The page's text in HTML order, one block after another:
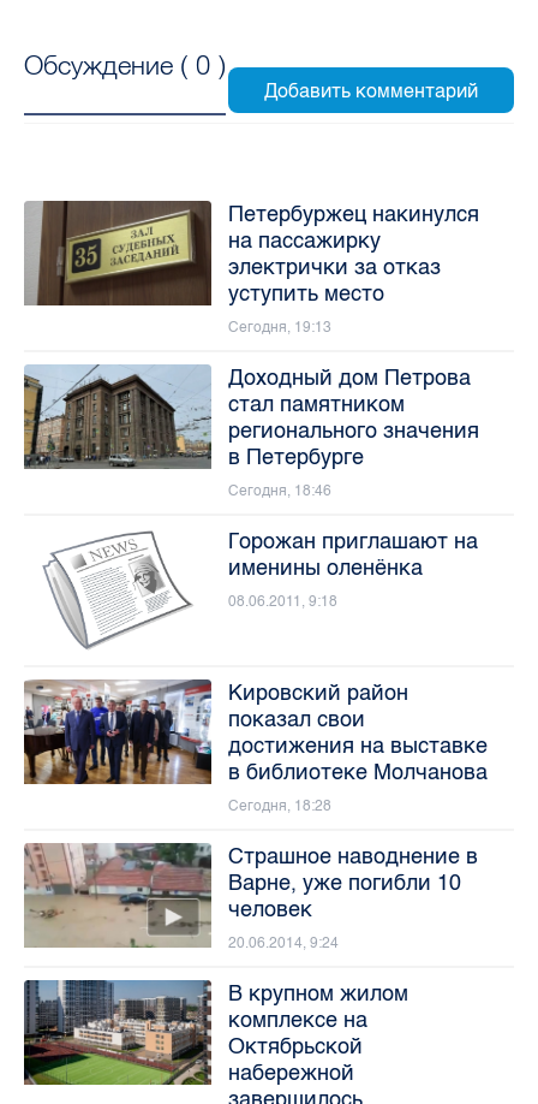
Обсуждение ( 0 )
Петербуржец накинулся
на пассажирку
электрички за отказ
уступить место
Сегодня, 19:13
Доходный дом Петрова
стал памятником
регионального значения
в Петербурге
Сегодня, 18:46
Горожан приглашают на
именины оленёнка
08.06.2011, 9:18
Кировский район
показал свои
достижения на выставке
в библиотеке Молчанова
Сегодня, 18:28
Страшное наводнение в
Варне, уже погибли 10
человек
20.06.2014, 9:24
В крупном жилом
комплексе на
Октябрьской
набережной